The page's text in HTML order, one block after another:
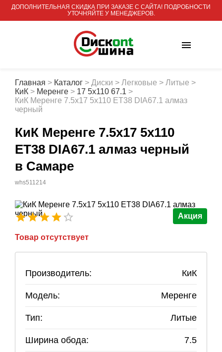
ДОПОЛНИТЕЛЬНАЯ СКИДКА ПРИ ЗАКАЗЕ С САЙТА! ПОДРОБНОСТИ
УТОЧНЯЙТЕ У МЕНЕДЖЕРОВ.
Главная > Каталог > Диски > Легковые > Литые >
КиК > Меренге > 17 5x110 67.1 >
КиК Меренге 7.5x17 5x110 ET38 DIA67.1 алмаз
черный
КиК Меренге 7.5x17 5x110
ET38 DIA67.1 алмаз черный
в Самаре
whs511214
Акция
Товар отсутствует
Производитель: КиК
Модель: Меренге
Тип: Литые
Ширина обода: 7.5